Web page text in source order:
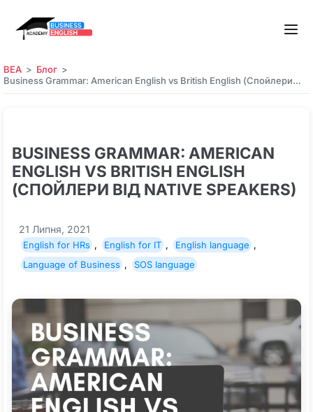
BEA
Блог
Business Grammar: American English vs British English (Спойлери…
BUSINESS GRAMMAR: AMERICAN
ENGLISH VS BRITISH ENGLISH
(СПОЙЛЕРИ ВІД NATIVE SPEAKERS)
21 Липня, 2021
English for HRs , English for IT , English language ,
Language of Business , SOS language